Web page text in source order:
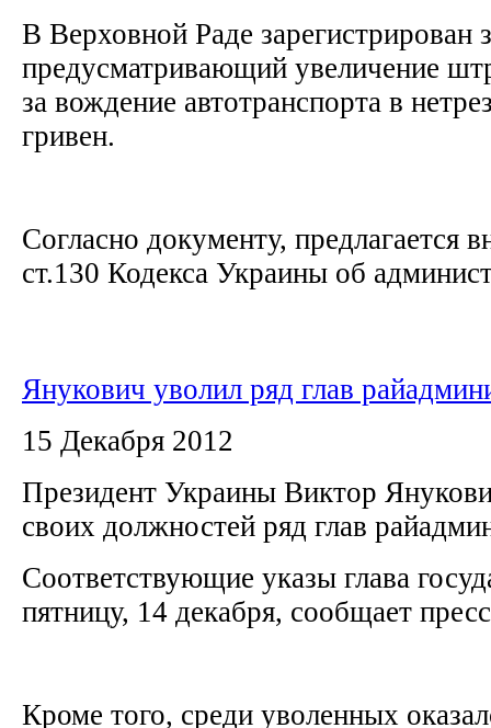
В Верховной Раде зарегистрирован
предусматривающий увеличение
за вождение автотранспорта в
гривен.
Согласно документу, предлагается
ст.130 Кодекса Украины об
Янукович уволил ряд глав
15 Декабря 2012
Президент Украины Виктор
своих должностей ряд глав
Соответствующие указы глава
пятницу, 14 декабря, сообщает
Кроме того, среди уволенных